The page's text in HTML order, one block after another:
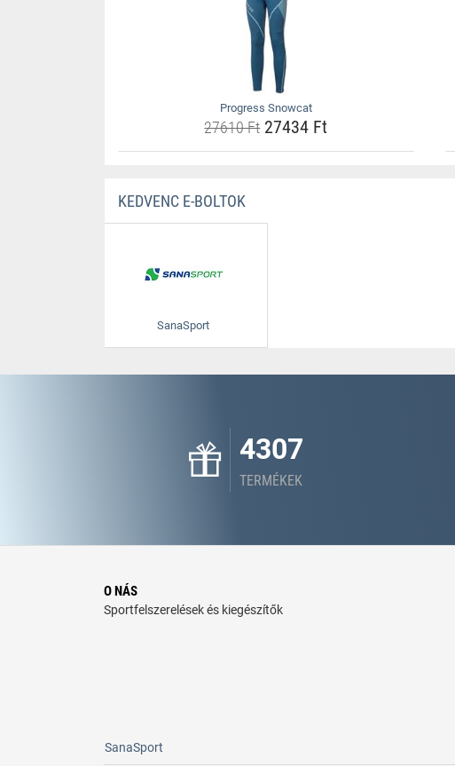
Progress Snowcat
27610 Ft27434 Ft
KEDVENC E-BOLTOK
SanaSport
4307
TERMÉKEK
O NÁS
Sportfelszerelések és kiegészítők
SanaSport